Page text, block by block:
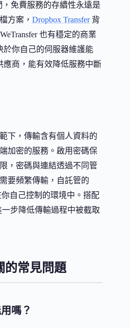
，免費服務的存續性永遠是
方案， Dropbox Transfer背
也有穩定的商業
於你自己的伺服器維護能
應商，能有效降低服務中斷
下，傳輸含有個人資料的
加密的服務。啟用密碼保
，密碼與連結透過不同管
要頻繁傳輸，自託管的
自己控制的環境中。搭配
步降低傳輸過程中被截取
的常見問題
嗎？